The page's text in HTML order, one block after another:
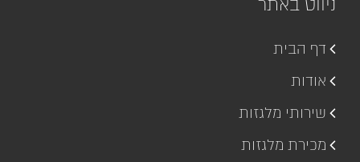
ניווט באתר
דף הבית
אודות
שירותי מלגזות
מכירת מלגזות